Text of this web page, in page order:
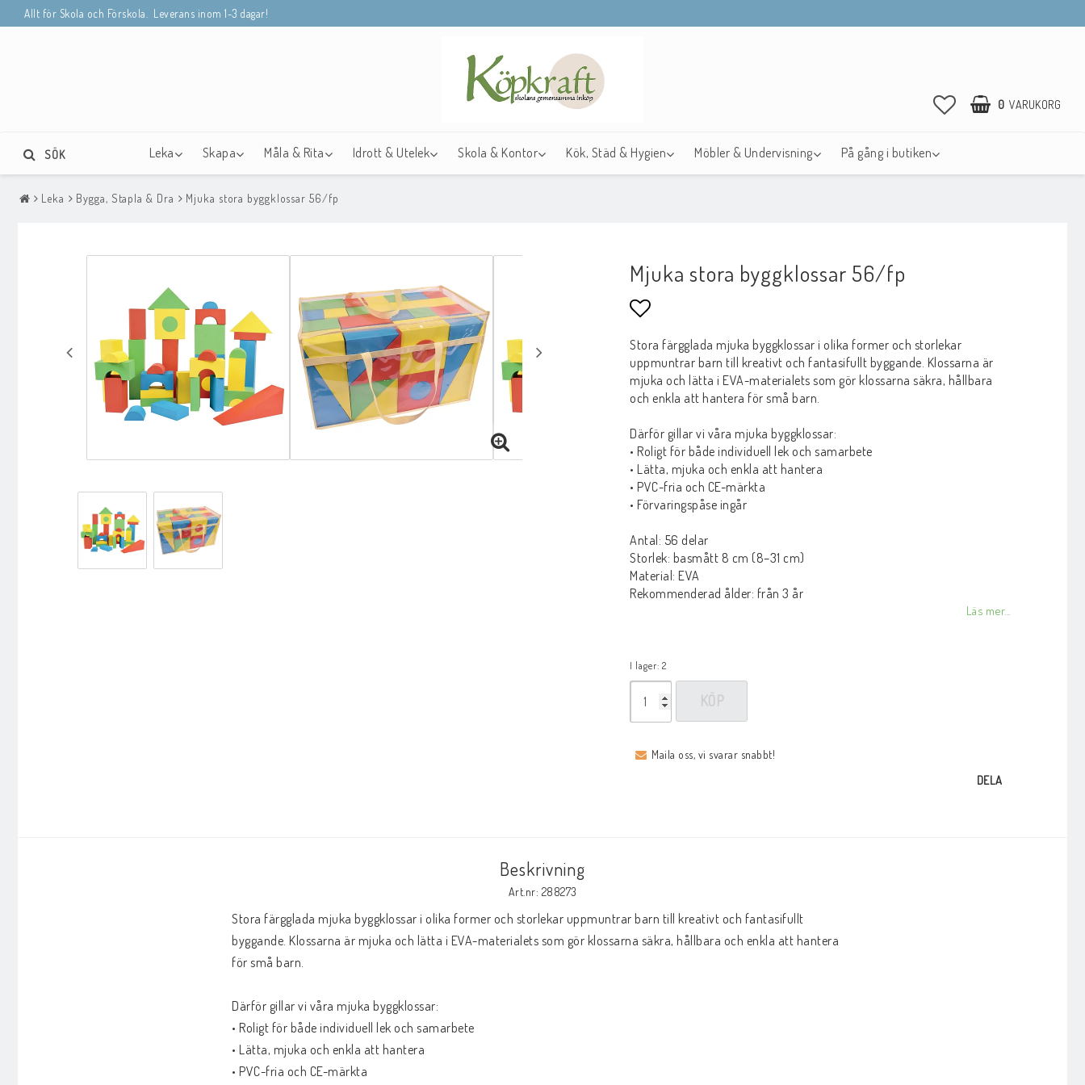
Allt för Skola och Förskola. Leverans inom 1-3 dagar!
0 VARUKORG
Leka Skapa Måla & Rita Idrott & Utelek Skola & Kontor Kök, Städ & Hygien Möbler & Undervisning På gång i butiken
SÖK
Leka Bygga, Stapla & Dra Mjuka stora byggklossar 56/fp
Mjuka stora byggklossar 56/fp
Lägg till i favoritlistan
Stora färgglada mjuka byggklossar i olika former och storlekar
uppmuntrar barn till kreativt och fantasifullt byggande. Klossarna är
mjuka och lätta i EVA-materialets som gör klossarna säkra, hållbara
och enkla att hantera för små barn.
Därför gillar vi våra mjuka byggklossar:
• Roligt för både individuell lek och samarbete
• Lätta, mjuka och enkla att hantera
• PVC-fria och CE-märkta
• Förvaringspåse ingår
Antal: 56 delar
Storlek: basmått 8 cm (8–31 cm)
Material: EVA
Rekommenderad ålder: från 3 år
Läs mer...
I lager: 2
KÖP
Maila oss, vi svarar snabbt!
DELA
Beskrivning
Art.nr: 288273
Stora färgglada mjuka byggklossar i olika former och storlekar uppmuntrar barn till kreativt och fantasifullt
byggande. Klossarna är mjuka och lätta i EVA-materialets som gör klossarna säkra, hållbara och enkla att hantera
för små barn.
Därför gillar vi våra mjuka byggklossar:
• Roligt för både individuell lek och samarbete
• Lätta, mjuka och enkla att hantera
• PVC-fria och CE-märkta